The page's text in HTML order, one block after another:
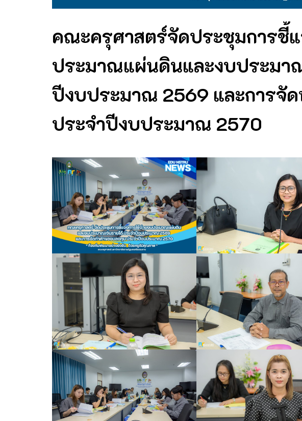
คณะครุศาสตร์จัดประชุมการชี้แ
ประมาณแผ่นดินและงบประมา
ปีงบประมาณ 2569 และการจั
ประจำปีงบประมาณ 2570